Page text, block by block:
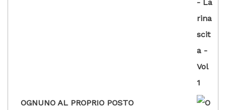
OGNUNO AL PROPRIO POSTO